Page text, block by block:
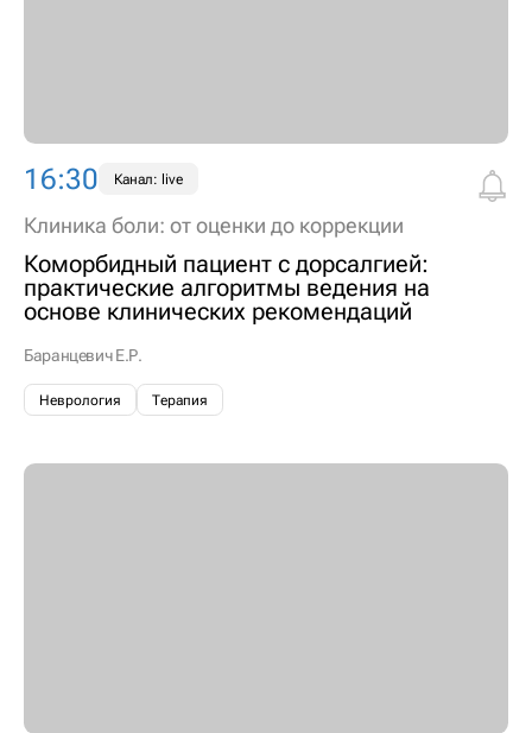
16:30 Канал: live
Клиника боли: от оценки до коррекции
Коморбидный пациент с дорсалгией:
практические алгоритмы ведения на
основе клинических рекомендаций
Баранцевич Е.Р.
Неврология Терапия